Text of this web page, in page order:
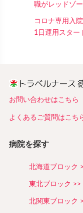
職がレッドゾ
コロナ専用入
1日運用スター
お問い合わせはこちら
よくあるご質問はこち
病院を探す
北海道ブロック
東北ブロック
北関東ブロック